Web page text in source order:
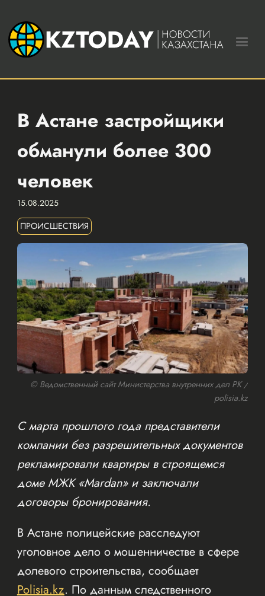
В Астане застройщики
обманули более 300
человек
15.08.2025
ПРОИСШЕСТВИЯ
© Ведомственный сайт Министерства внутренних дел РК /
polisia.kz
С марта прошлого года представители
компании без разрешительных документов
рекламировали квартиры в строящемся
доме МЖК «Mardan» и заключали
договоры бронирования.
В Астане полицейские расследуют
уголовное дело о мошенничестве в сфере
долевого строительства, сообщает
Polisia.kz. По данным следственного